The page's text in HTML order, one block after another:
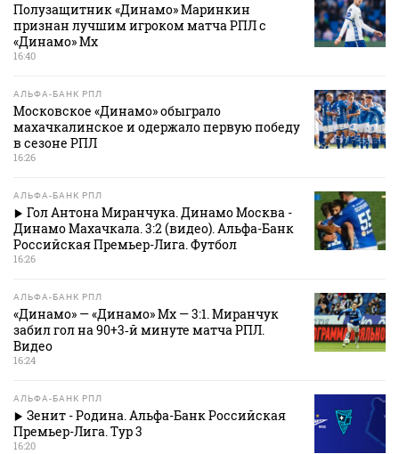
Полузащитник «Динамо» Маринкин
признан лучшим игроком матча РПЛ с
«Динамо» Мх
16:40
АЛЬФА-БАНК РПЛ
Московское «Динамо» обыграло
махачкалинское и одержало первую победу
в сезоне РПЛ
16:26
АЛЬФА-БАНК РПЛ
Гол Антона Миранчука. Динамо Москва -
Динамо Махачкала. 3:2 (видео). Альфа-Банк
Российская Премьер-Лига. Футбол
16:26
АЛЬФА-БАНК РПЛ
«Динамо» — «Динамо» Мх — 3:1. Миранчук
забил гол на 90+3‑й минуте матча РПЛ.
Видео
16:24
АЛЬФА-БАНК РПЛ
Зенит - Родина. Альфа-Банк Российская
Премьер-Лига. Тур 3
16:20